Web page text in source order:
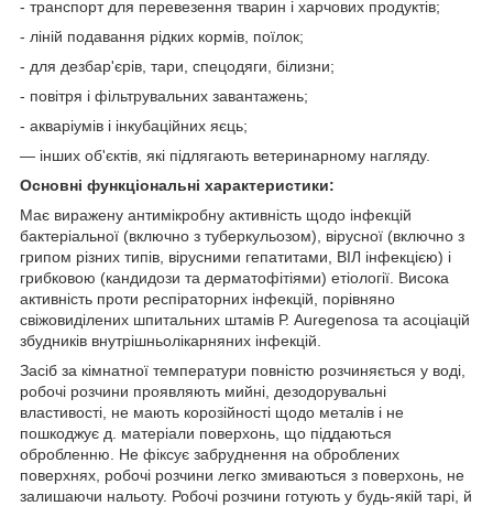
- транспорт для перевезення тварин і харчових продуктів;
- ліній подавання рідких кормів, поїлок;
- для дезбар'єрів, тари, спецодяги, білизни;
- повітря і фільтрувальних завантажень;
- акваріумів і інкубаційних яєць;
— інших об'єктів, які підлягають ветеринарному нагляду.
Основні функціональні характеристики:
Має виражену антимікробну активність щодо інфекцій
бактеріальної (включно з туберкульозом), вірусної (включно з
грипом різних типів, вірусними гепатитами, ВІЛ інфекцією) і
грибковою (кандидози та дерматофітіями) етіології. Висока
активність проти респіраторних інфекцій, порівняно
свіжовиділених шпитальних штамів Р. Auregenosa та асоціацій
збудників внутрішньолікарняних інфекцій.
Засіб за кімнатної температури повністю розчиняється у воді,
робочі розчини проявляють мийні, дезодорувальні
властивості, не мають корозійності щодо металів і не
пошкоджує д. матеріали поверхонь, що піддаються
обробленню. Не фіксує забруднення на оброблених
поверхнях, робочі розчини легко змиваються з поверхонь, не
залишаючи нальоту. Робочі розчини готують у будь-якій тарі, й